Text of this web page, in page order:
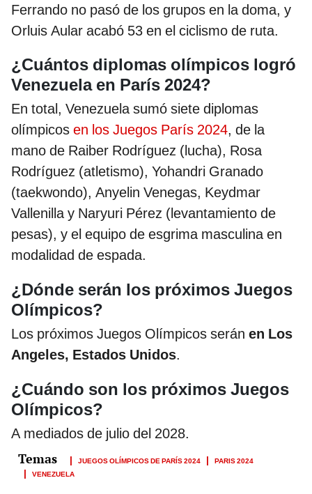
Ferrando no pasó de los grupos en la doma, y
Orluis Aular acabó 53 en el ciclismo de ruta.
¿Cuántos diplomas olímpicos logró
Venezuela en París 2024?
En total, Venezuela sumó siete diplomas
olímpicos en los Juegos París 2024, de la
mano de Raiber Rodríguez (lucha), Rosa
Rodríguez (atletismo), Yohandri Granado
(taekwondo), Anyelin Venegas, Keydmar
Vallenilla y Naryuri Pérez (levantamiento de
pesas), y el equipo de esgrima masculina en
modalidad de espada.
¿Dónde serán los próximos Juegos
Olímpicos?
Los próximos Juegos Olímpicos serán en Los
Angeles, Estados Unidos.
¿Cuándo son los próximos Juegos
Olímpicos?
A mediados de julio del 2028.
JUEGOS OLÍMPICOS DE PARÍS 2024
PARIS 2024
VENEZUELA